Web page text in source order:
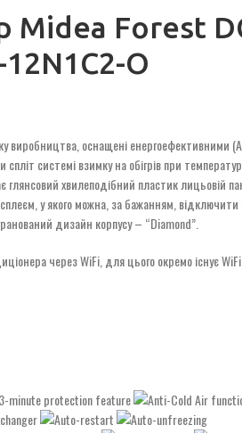
Midea Forest
O
виробництва, оснащені енергоефективними
системі взимку на обігрів при
хвилеподібний пластик лицьовій
у якого можна, за бажанням, відключити
дизайн корпусу – “Diamond”.
через WiFi, для цього окремо існує